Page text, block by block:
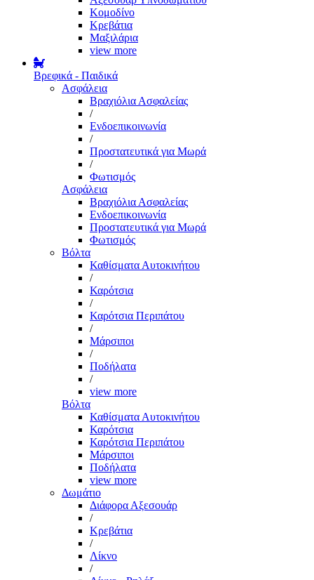
Κομοδίνο
Κρεβάτια
Μαξιλάρια
view more
Βρεφικά - Παιδικά
Ασφάλεια
Βραχιόλια Ασφαλείας
/
Ενδοεπικοινωνία
/
Προστατευτικά για Μωρά
/
Φωτισμός
Ασφάλεια
Βραχιόλια Ασφαλείας
Ενδοεπικοινωνία
Προστατευτικά για Μωρά
Φωτισμός
Βόλτα
Καθίσματα Αυτοκινήτου
/
Καρότσια
/
Καρότσια Περιπάτου
/
Μάρσιποι
/
Ποδήλατα
/
view more
Βόλτα
Καθίσματα Αυτοκινήτου
Καρότσια
Καρότσια Περιπάτου
Μάρσιποι
Ποδήλατα
view more
Δωμάτιο
Διάφορα Αξεσουάρ
/
Κρεβάτια
/
Λίκνο
/